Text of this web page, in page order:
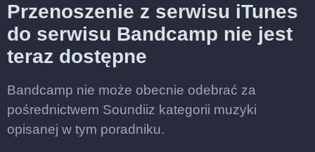
Przenoszenie z serwisu iTunes
do serwisu Bandcamp nie jest
teraz dostępne
Bandcamp nie może obecnie odebrać za
pośrednictwem Soundiiz kategorii muzyki
opisanej w tym poradniku.